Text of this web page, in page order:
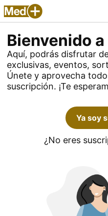
Bienvenido a
Aquí, podrás disfrutar
exclusivas, eventos,
Únete y aprovecha
suscripción. ¡Te
Ya soy
¿No eres